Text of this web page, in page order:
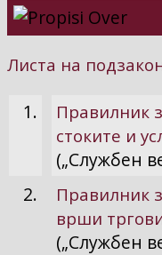
Листа на
1.
Правилник
стоките и
(„Службен
2.
Правилник
врши
(„Службен